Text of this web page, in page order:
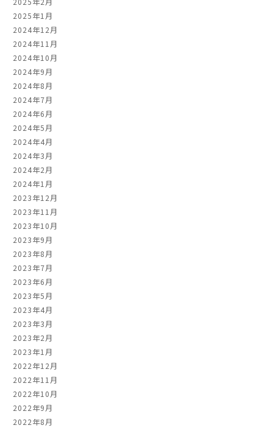
2025年1月
2024年12月
2024年11月
2024年10月
2024年9月
2024年8月
2024年7月
2024年6月
2024年5月
2024年4月
2024年3月
2024年2月
2024年1月
2023年12月
2023年11月
2023年10月
2023年9月
2023年8月
2023年7月
2023年6月
2023年5月
2023年4月
2023年3月
2023年2月
2023年1月
2022年12月
2022年11月
2022年10月
2022年9月
2022年8月